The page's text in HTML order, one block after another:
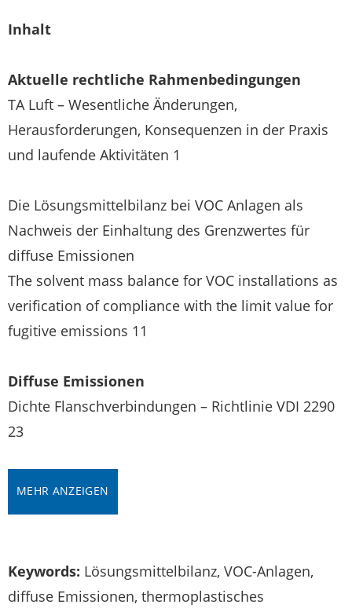
Inhalt
Aktuelle rechtliche Rahmenbedingungen
TA Luft – Wesentliche Änderungen,
Herausforderungen, Konsequenzen in der Praxis
und laufende Aktivitäten 1
Die Lösungsmittelbilanz bei VOC Anlagen als
Nachweis der Einhaltung des Grenzwertes für
diffuse Emissionen
The solvent mass balance for VOC installations as
verification of compliance with the limit value for
fugitive emissions 11
Diffuse Emissionen
Dichte Flanschverbindungen – Richtlinie VDI 2290
23
MEHR ANZEIGEN
Keywords: Lösungsmittelbilanz, VOC-Anlagen,
diffuse Emissionen, thermoplastisches